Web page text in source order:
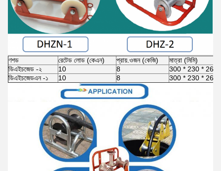
ণশড রেটেড লোড (কেএন) প্রায়.ওজন (কেজি)
মাত্রা (মিমি)
ডিএইচজেড -২
10 8
300 * 230 * 260
ডিএইচজেডএন -১
10 8 300 * 230 * 260